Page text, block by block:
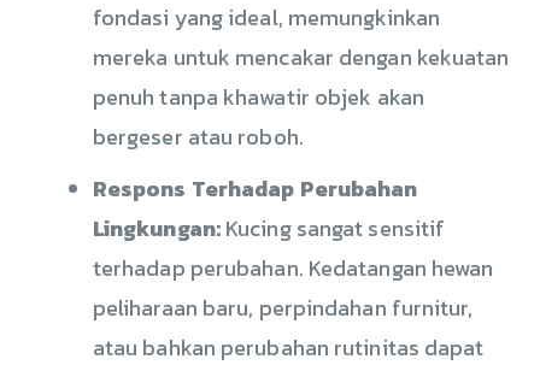
fondasi yang ideal, memungkinkan
mereka untuk mencakar dengan kekuatan
penuh tanpa khawatir objek akan
bergeser atau roboh.
Respons Terhadap Perubahan
Lingkungan:Kucing sangat sensitif
terhadap perubahan. Kedatangan hewan
peliharaan baru, perpindahan furnitur,
atau bahkan perubahan rutinitas dapat